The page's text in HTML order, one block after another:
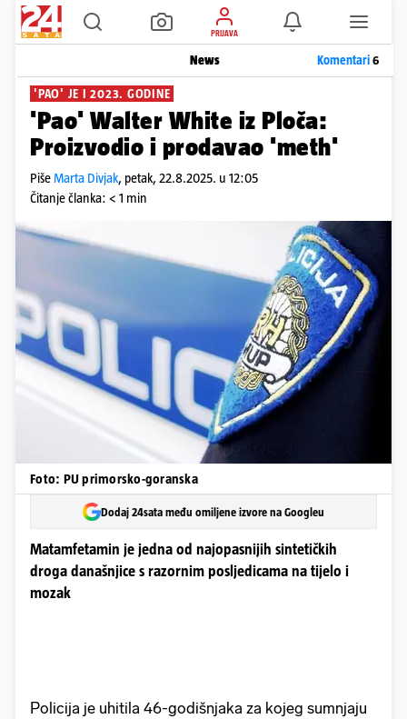
PRIJAVA
News Komentari6
'PAO' JE I 2023. GODINE
'Pao' Walter White iz Ploča:
Proizvodio i prodavao 'meth'
PišeMarta Divjak, petak, 22.8.2025. u 12:05
Čitanje članka: < 1 min
Foto: PU primorsko-goranska
Dodaj 24sata među omiljene izvore na Googleu
Matamfetamin je jedna od najopasnijih sintetičkih
droga današnjice s razornim posljedicama na tijelo i
mozak
Policija je uhitila 46-godišnjaka za kojeg sumnjaju